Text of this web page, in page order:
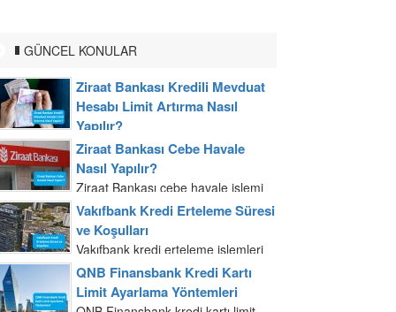
GÜNCEL KONULAR
Ziraat Bankası Kredili Mevduat
Hesabı Limit Artırma Nasıl
Yapılır?
Ziraat Bankası kredili mevduat
hesabı limitinizi artırmak için banka
şubelerine başvuru yapabilmeniz
mümkündür. Gelir belgenizi ve
nüfus cüzdanınızla banka şubesine
gittiğiniz zaman kredi yetkilisi ile...
Ziraat Bankası Cebe Havale
Nasıl Yapılır?
Ziraat Bankası cebe havale işlemi
mobil uygulama ve internet
bankacılığı üzerinden yapılır. Ziraat
Bankası cebe havale işlemini
internet bankacılığından
gerçekleştirmek T.C. kimlik
numarası veya müşteri...
Vakıfbank Kredi Erteleme Süresi
ve Koşulları
Vakıfbank kredi erteleme işlemleri
Vakıfbank şubelerinden yapılabilir.
Nüfus cüzdanınız ile şubeye
başvuru yaptığınızda yetkiliye kredi
QNB Finansbank Kredi Kartı
Limit Ayarlama Yöntemleri